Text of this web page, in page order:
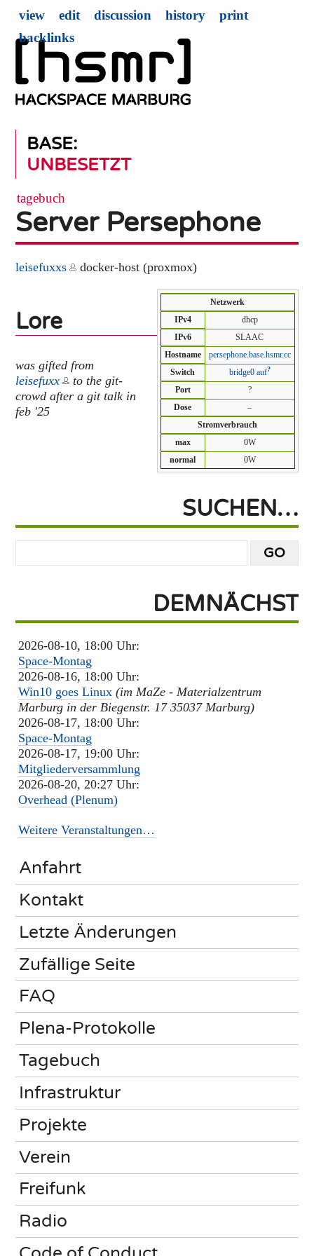
BASE:
UNBESETZT
view edit discussion history
print
backlinks
tagebuch
Server Persephone
leisefuxxs docker-host (proxmox)
Netzwerk
IPv4
dhcp
IPv6
SLAAC
Hostname
persephone.base.hsmr.cc
Switch
bridge0 auf?
Port
?
Dose
–
Stromverbrauch
max
0W
normal
0W
Lore
was gifted from
leisefuxx
to the git-
crowd after a git talk in
feb '25
SUCHEN…
DEMNÄCHST
2026-08-10, 18:00 Uhr:
Space-Montag
2026-08-16, 18:00 Uhr:
Win10 goes Linux (im MaZe - Materialzentrum
Marburg in der Biegenstr. 17 35037 Marburg)
2026-08-17, 18:00 Uhr:
Space-Montag
2026-08-17, 19:00 Uhr:
Mitgliederversammlung
2026-08-20, 20:27 Uhr:
Overhead (Plenum)
Weitere Veranstaltungen…
Anfahrt
Kontakt
Letzte Änderungen
Zufällige Seite
FAQ
Plena-Protokolle
Tagebuch
Infrastruktur
Projekte
Verein
Freifunk
Radio